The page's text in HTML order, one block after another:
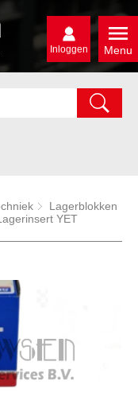
Menu
Inloggen
Lagerblokken
YET